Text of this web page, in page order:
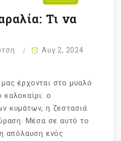
Τι να
Αυγ 2, 2024
έρχονται στο μυαλό
ο
κυμάτων, η ζεστασιά
Μέσα σε αυτό το
απόλαυση ενός